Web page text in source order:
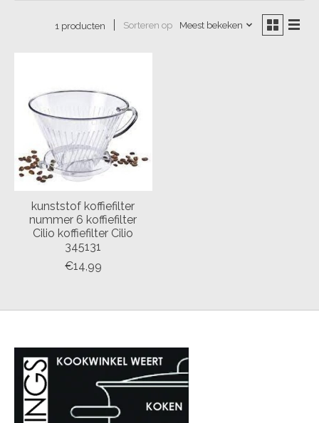
1 producten Sorteren op Meest bekeken
kunststof koffiefilter
nummer 6 koffiefilter
Cilio koffiefilter Cilio
345131
€14,99